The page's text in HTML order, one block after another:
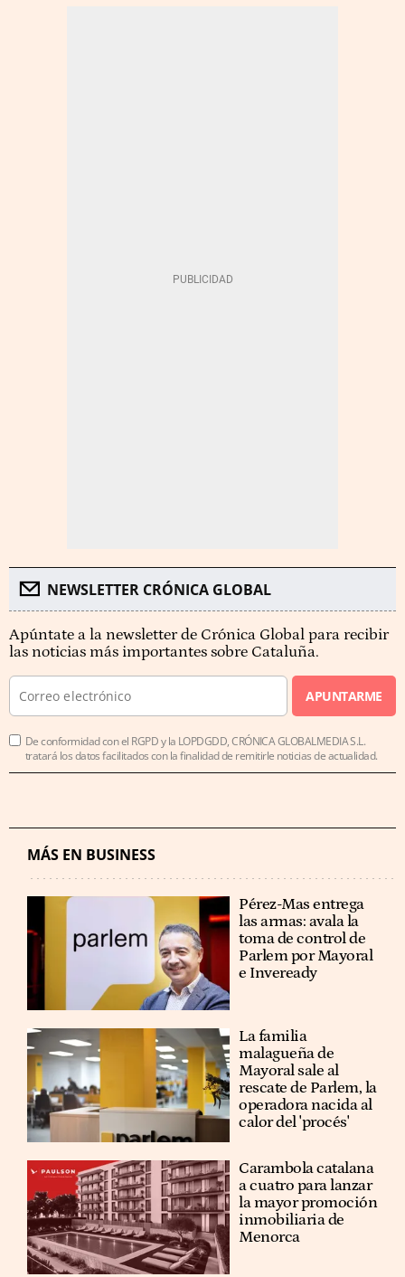
NEWSLETTER CRÓNICA GLOBAL
Apúntate a la newsletter de Crónica Global para recibir
las noticias más importantes sobre Cataluña.
APUNTARME
De conformidad con el RGPD y la LOPDGDD, CRÓNICA GLOBALMEDIA S.L.
tratará los datos facilitados con la finalidad de remitirle noticias de actualidad.
MÁS EN BUSINESS
Pérez-Mas entrega
las armas: avala la
toma de control de
Parlem por Mayoral
e Inveready
La familia
malagueña de
Mayoral sale al
rescate de Parlem, la
operadora nacida al
calor del 'procés'
Carambola catalana
a cuatro para lanzar
la mayor promoción
inmobiliaria de
Menorca